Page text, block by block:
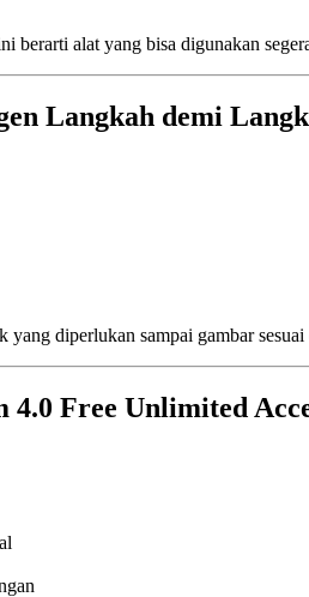
alat yang bisa digunakan
Langkah demi
yang diperlukan sampai gambar
4.0 Free Unlimited